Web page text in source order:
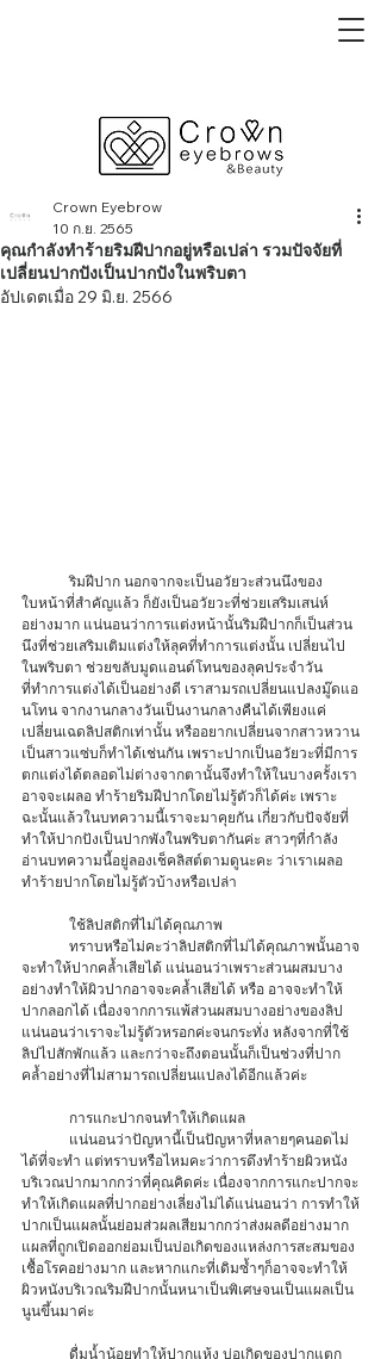
คุณกำลังทำร้ายริมฝีปากอยู่หรือเปล่า รวมปัจจัยที่
เปลี่ยนปากปังเป็นปากปังในพริบตา
Crown Eyebrow
10 ก.ย. 2565
อัปเดตเมื่อ29 มิ.ย. 2566
	ริมฝีปาก นอกจากจะเป็นอวัยวะส่วนนึงของ
ใบหน้าที่สำคัญแล้ว ก็ยังเป็นอวัยวะที่ช่วยเสริมเสน่ห์
อย่างมาก แน่นอนว่าการแต่งหน้านั้นริมฝีปากก็เป็นส่วน
นึงที่ช่วยเสริมเติมแต่งให้ลุคที่ทำการแต่งนั้น เปลี่ยนไป
ในพริบตา ช่วยขลับมูดแอนด์โทนของลุคประจำวัน
ที่ทำการแต่งได้เป็นอย่างดี เราสามรถเปลี่ยนแปลงมู๊ดแอ
นโทน จากงานกลางวันเป็นงานกลางคืนได้เพียงแค่
เปลี่ยนเฉดลิปสติกเท่านั้น หรืออยากเปลี่ยนจากสาวหวาน
เป็นสาวแซ่บก็ทำได้เช่นกัน เพราะปากเป็นอวัยวะที่มีการ
ตกแต่งได้ตลอดไม่ต่างจากตานั้นจึงทำให้ในบางครั้งเรา
อาจจะเผลอ ทำร้ายริมฝีปากโดยไม่รู้ตัวก็ได้ค่ะ เพราะ
ฉะนั้นแล้วในบทความนี้เราจะมาคุยกัน เกี่ยวกับปัจจัยที่
ทำให้ปากปังเป็นปากพังในพริบตากันค่ะ สาวๆที่กำลัง
อ่านบทความนี้อยู่ลองเช็คลิสต์ตามดูนะคะ ว่าเราเผลอ
ทำร้ายปากโดยไม่รู้ตัวบ้างหรือเปล่า
	ใช้ลิปสติกที่ไม่ได้คุณภาพ
จะทำให้ปากคล้ำเสียได้ แน่นอนว่าเพราะส่วนผสมบาง
อย่างทำให้ผิวปากอาจจะคล้ำเสียได้ หรือ อาจจะทำให้
ปากลอกได้ เนื่องจากการแพ้ส่วนผสมบางอย่างของลิป
แน่นอนว่าเราจะไม่รู้ตัวหรอกค่ะจนกระทั่ง หลังจากที่ใช้
ลิปไปสักพักแล้ว และกว่าจะถึงตอนนั้นก็เป็นช่วงที่ปาก
คล้ำอย่างที่ไม่สามารถเปลี่ยนแปลงได้อีกแล้วค่ะ
	การแกะปากจนทำให้เกิดแผล
ได้ที่จะทำ แต่ทราบหรือไหมคะว่าการดึงทำร้ายผิวหนัง
บริเวณปากมากกว่าที่คุณคิดค่ะ เนื่องจากการแกะปากจะ
ทำให้เกิดแผลที่ปากอย่างเลี่ยงไม่ได้แน่นอนว่า การทำให้
ปากเป็นแผลนั้นย่อมส่วผลเสียมากกว่าส่งผลดีอย่างมาก
แผลที่ถูกเปิดออกย่อมเป็นบ่อเกิดของแหล่งการสะสมของ
เชื้อโรคอย่างมาก และหากแกะที่เดิมซ้ำๆก็อาจจะทำให้
ผิวหนังบริเวณริมฝีปากนั้นหนาเป็นพิเศษจนเป็นแผลเป็น
นูนขึ้นมาค่ะ